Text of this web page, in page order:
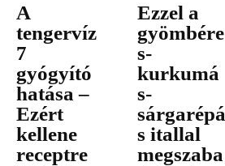
A
tengervíz
7
gyógyító
hatása –
Ezért
kellene
receptre
Ezzel a
gyömbére
s-
kurkumá
s-
sárgarépá
s itallal
megszaba